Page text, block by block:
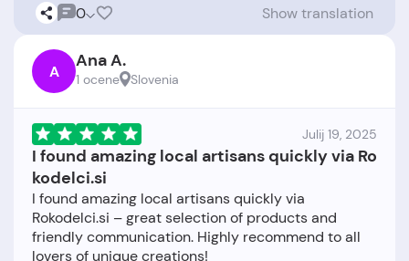
0 Show translation
A Ana A.
1 ocene Slovenia
Julij 19, 2025
I found amazing local artisans quickly via Ro
kodelci.si
I found amazing local artisans quickly via
Rokodelci.si – great selection of products and
friendly communication. Highly recommend to all